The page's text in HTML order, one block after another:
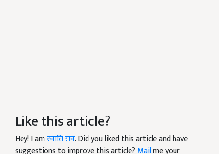
Like this article?
Hey! I amस्वाति राव. Did you liked this article and have
suggestions to improve this article? Mailme your